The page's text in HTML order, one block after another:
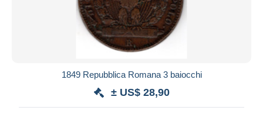
1849 Repubblica Romana 3 baiocchi
± US$ 28,90